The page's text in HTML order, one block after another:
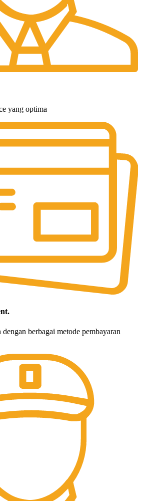
yang optima
berbagai metode pembayaran